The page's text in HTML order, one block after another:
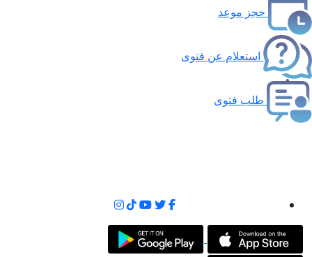
حجز موعد
استعلام عن فتوى
طلب فتوى